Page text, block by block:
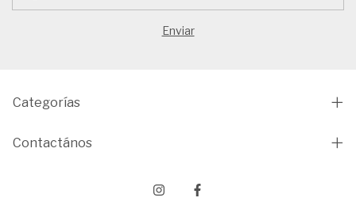
Categorías
Contactános